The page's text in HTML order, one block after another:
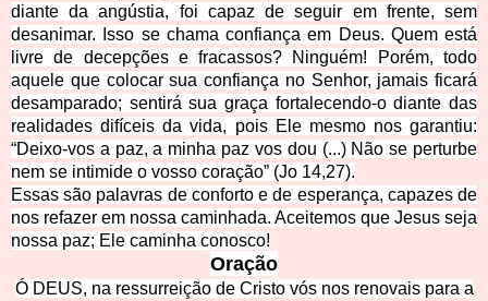
diante da angústia, foi capaz de seguir em frente, sem
desanimar. Isso se chama confiança em Deus. Quem está
livre de decepções e fracassos? Ninguém! Porém, todo
aquele que colocar sua confiança no Senhor, jamais ficará
desamparado; sentirá sua graça fortalecendo-o diante das
realidades difíceis da vida, pois Ele mesmo nos garantiu:
“Deixo-vos a paz, a minha paz vos dou (...) Não se perturbe
nem se intimide o vosso coração” (Jo 14,27).
Essas são palavras de conforto e de esperança, capazes de
nos refazer em nossa caminhada. Aceitemos que Jesus seja
nossa paz; Ele caminha conosco!
Oração
Ó DEUS, na ressurreição de Cristo vós nos renovais para a